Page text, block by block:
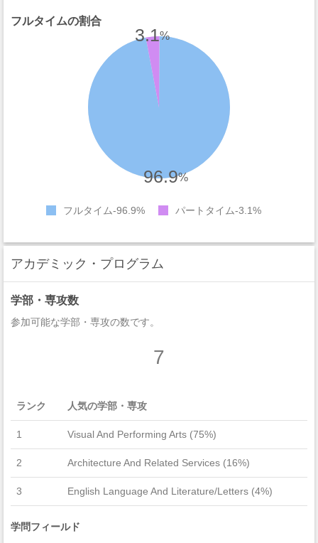
フルタイムの割合
96.9%
3.1%
フルタイム 96.9% パートタイム 3.1%
アカデミック・プログラム
学部・専攻数
参加可能な学部・専攻の数です。
7
ランク 人気の学部・専攻
1 Visual And Performing Arts (75%)
2 Architecture And Related Services (16%)
3 English Language And Literature/Letters (4%)
学問フィールド